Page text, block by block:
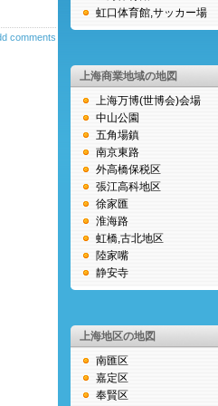
comments
虹口体育館,サッカー場
上海商業地域の地図
上海万博(世博会)会場
中山公園
五角場鎮
南京東路
外高橋保税区
張江高科地区
徐家匯
淮海路
虹橋,古北地区
陸家嘴
静安寺
上海地区の地図
南匯区
嘉定区
奉賢区